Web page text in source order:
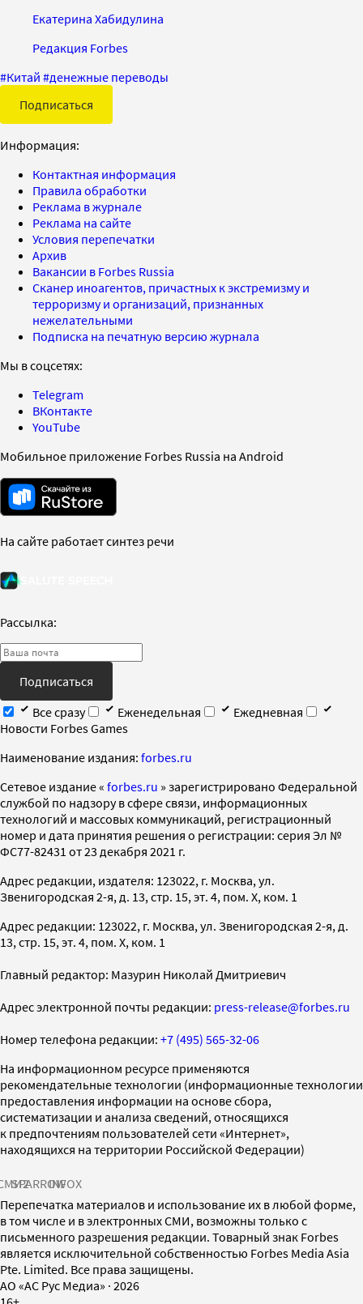
Екатерина Хабидулина
Редакция Forbes
#Китай #денежные переводы
Подписаться
Информация:
Контактная информация
Правила обработки
Реклама в журнале
Реклама на сайте
Условия перепечатки
Архив
Вакансии в Forbes Russia
Сканер иноагентов, причастных к экстремизму и
терроризму и организаций, признанных
нежелательными
Подписка на печатную версию журнала
Мы в соцсетях:
Telegram
ВКонтакте
YouTube
Мобильное приложение Forbes Russia на Android
На сайте работает синтез речи
Рассылка:
Подписаться
Все сразу
Еженедельная
Ежедневная
Новости Forbes Games
Наименование издания: forbes.ru
Cетевое издание « forbes.ru » зарегистрировано Федеральной
службой по надзору в сфере связи, информационных
технологий и массовых коммуникаций, регистрационный
номер и дата принятия решения о регистрации: серия Эл №
ФС77-82431 от 23 декабря 2021 г.
Адрес редакции, издателя: 123022, г. Москва, ул.
Звенигородская 2-я, д. 13, стр. 15, эт. 4, пом. X, ком. 1
Адрес редакции: 123022, г. Москва, ул. Звенигородская 2-я, д.
13, стр. 15, эт. 4, пом. X, ком. 1
Главный редактор: Мазурин Николай Дмитриевич
Адрес электронной почты редакции: press-release@forbes.ru
Номер телефона редакции: +7 (495) 565-32-06
На информационном ресурсе применяются
рекомендательные технологии (информационные технологии
предоставления информации на основе сбора,
систематизации и анализа сведений, относящихся
к предпочтениям пользователей сети «Интернет»,
находящихся на территории Российской Федерации)
SPARROWINFOX
Перепечатка материалов и использование их в любой форме,
в том числе и в электронных СМИ, возможны только с
письменного разрешения редакции. Товарный знак Forbes
является исключительной собственностью Forbes Media Asia
Pte. Limited. Все права защищены.
AO «АС Рус Медиа» · 2026